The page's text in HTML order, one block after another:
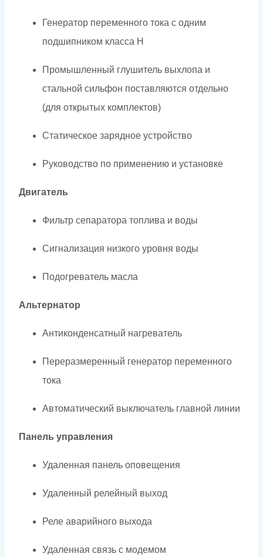
Генератор переменного тока с одним
подшипником класса H
Промышленный глушитель выхлопа и
стальной сильфон поставляются отдельно
(для открытых комплектов)
Статическое зарядное устройство
Руководство по применению и установке
Двигатель
Фильтр сепаратора топлива и воды
Сигнализация низкого уровня воды
Подогреватель масла
Альтернатор
Антиконденсатный нагреватель
Переразмеренный генератор переменного
тока
Автоматический выключатель главной линии
Панель управления
Удаленная панель оповещения
Удаленный релейный выход
Реле аварийного выхода
Удаленная связь с модемом